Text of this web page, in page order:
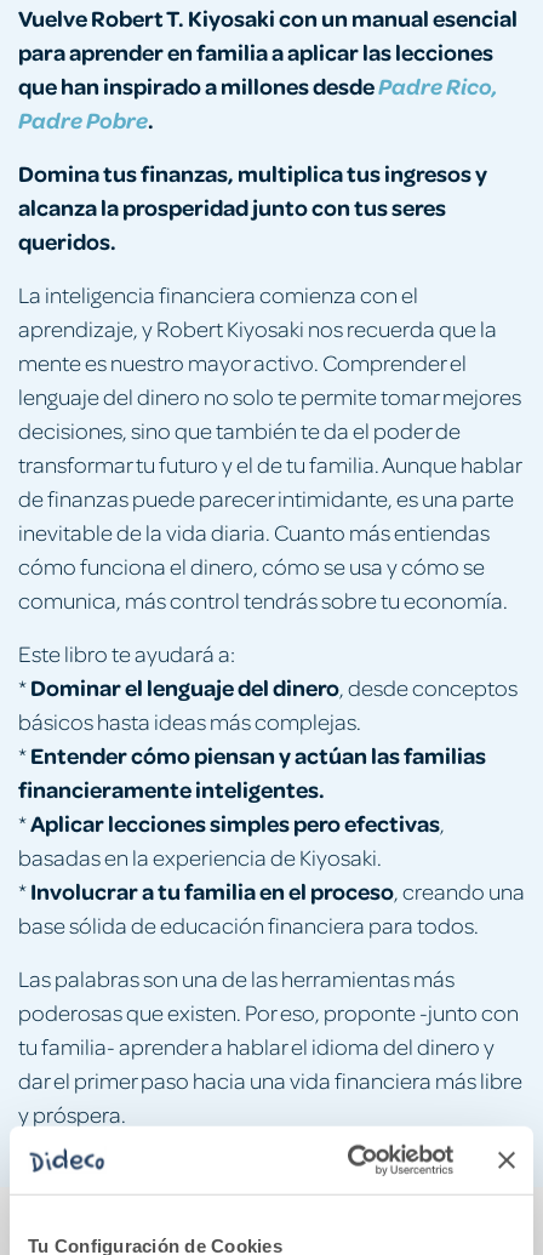
Tu Configuración de Cookies
Vuelve Robert T. Kiyosaki con un manual esencial
para aprender en familia a aplicar las lecciones
que han inspirado a millones desdePadre Rico,
Padre Pobre.
Domina tus finanzas, multiplica tus ingresos y
alcanza la prosperidad junto con tus seres
queridos.
La inteligencia financiera comienza con el
aprendizaje, y Robert Kiyosaki nos recuerda que la
mente es nuestro mayor activo. Comprender el
lenguaje del dinero no solo te permite tomar mejores
decisiones, sino que también te da el poder de
transformar tu futuro y el de tu familia. Aunque hablar
de finanzas puede parecer intimidante, es una parte
inevitable de la vida diaria. Cuanto más entiendas
cómo funciona el dinero, cómo se usa y cómo se
comunica, más control tendrás sobre tu economía.
Este libro te ayudará a:
*Dominar el lenguaje del dinero, desde conceptos
básicos hasta ideas más complejas.
*Entender cómo piensan y actúan las familias
financieramente inteligentes.
*Aplicar lecciones simples pero efectivas,
basadas en la experiencia de Kiyosaki.
*Involucrar a tu familia en el proceso, creando una
base sólida de educación financiera para todos.
Las palabras son una de las herramientas más
poderosas que existen. Por eso, proponte -junto con
tu familia- aprender a hablar el idioma del dinero y
dar el primer paso hacia una vida financiera más libre
y próspera.